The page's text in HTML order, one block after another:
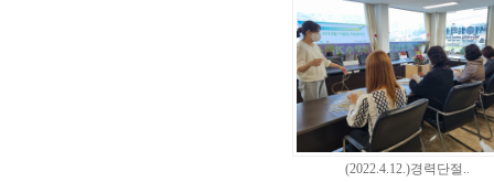
(2022.4.12.)경력단절..